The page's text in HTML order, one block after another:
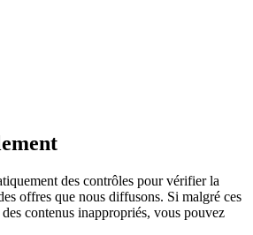
des contrôles pour vérifier la
offres que nous diffusons. Si malgré ces
contenus inappropriés, vous pouvez